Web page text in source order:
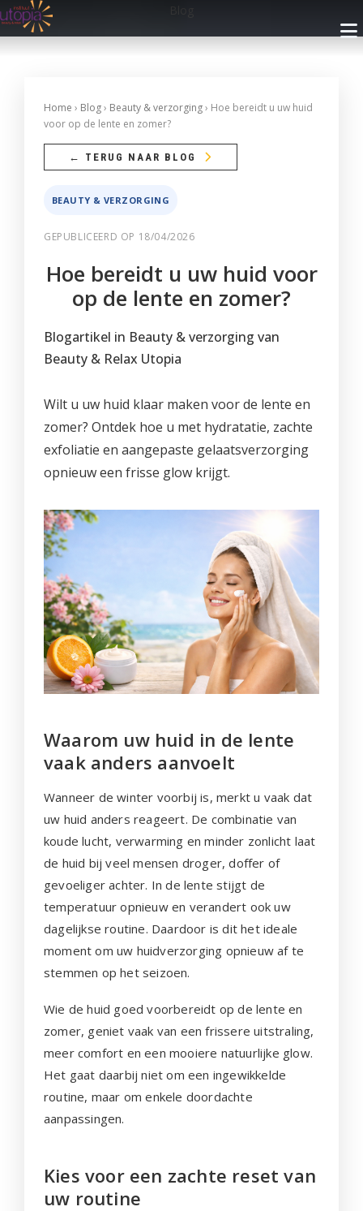
INFO
Openingsuren
Cadeaubon
Blog
FAQ
Contact
BEHANDELINGEN
Make-up
Ontharingen
Handen
Nagels
Wenkbrauwen
ARRANGEMENTEN
Met Privé Sauna
Zonder Privé Sauna
PRIVÉ SAUNA
Privé Wellness 1
Faciliteiten
Prijzen
Reserveren
Privé Wellness 2
Faciliteiten
Foto's
Reserveren
Reserveer
Cadeaubon
Huisregels
RESERVEREN
Privé Wellness
Reserveren
Producten
Blog
Home › Blog› Beauty & verzorging› Hoe bereidt u uw huid
voor op de lente en zomer?
← TERUG NAAR BLOG
BEAUTY & VERZORGING
GEPUBLICEERD OP 18/04/2026
Hoe bereidt u uw huid voor
op de lente en zomer?
Blogartikel in Beauty & verzorging van
Beauty & Relax Utopia
Wilt u uw huid klaar maken voor de lente en
zomer? Ontdek hoe u met hydratatie, zachte
exfoliatie en aangepaste gelaatsverzorging
opnieuw een frisse glow krijgt.
Waarom uw huid in de lente
vaak anders aanvoelt
Wanneer de winter voorbij is, merkt u vaak dat
uw huid anders reageert. De combinatie van
koude lucht, verwarming en minder zonlicht laat
de huid bij veel mensen droger, doffer of
gevoeliger achter. In de lente stijgt de
temperatuur opnieuw en verandert ook uw
dagelijkse routine. Daardoor is dit het ideale
moment om uw huidverzorging opnieuw af te
stemmen op het seizoen.
Wie de huid goed voorbereidt op de lente en
zomer, geniet vaak van een frissere uitstraling,
meer comfort en een mooiere natuurlijke glow.
Het gaat daarbij niet om een ingewikkelde
routine, maar om enkele doordachte
aanpassingen.
Kies voor een zachte reset van
uw routine